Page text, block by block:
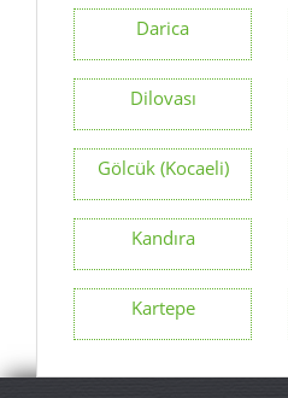
Darica
Dilovası
Gölcük (Kocaeli)
Kandıra
Kartepe